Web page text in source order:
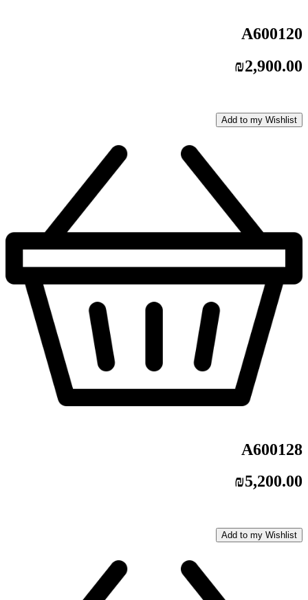
A600120
₪2,900.00
Add to my Wishlist
A600128
₪5,200.00
Add to my Wishlist